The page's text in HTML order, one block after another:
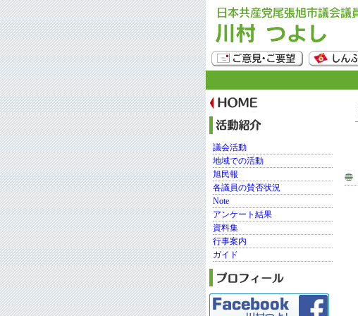
議会活動
地域での活動
旭民報
各議員の賛否状況
Note
アンケート結果
資料集
行事案内
ガイド